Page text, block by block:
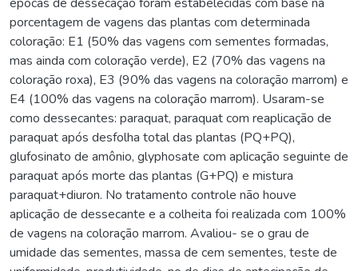
porcentagem de vagens das plantas com determinada
coloração: E1 (50% das vagens com sementes formadas,
mas ainda com coloração verde), E2 (70% das vagens na
coloração roxa), E3 (90% das vagens na coloração marrom) e
E4 (100% das vagens na coloração marrom). Usaram-se
como dessecantes: paraquat, paraquat com reaplicação de
paraquat após desfolha total das plantas (PQ+PQ),
glufosinato de amônio, glyphosate com aplicação seguinte de
paraquat após morte das plantas (G+PQ) e mistura
paraquat+diuron. No tratamento controle não houve
aplicação de dessecante e a colheita foi realizada com 100%
de vagens na coloração marrom. Avaliou- se o grau de
umidade das sementes, massa de cem sementes, teste de